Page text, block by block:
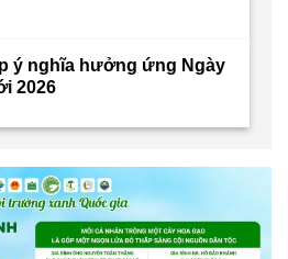
ý nghĩa hưởng ứng Ngày
2026